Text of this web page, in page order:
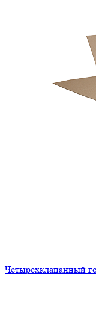
Четырехклапанный